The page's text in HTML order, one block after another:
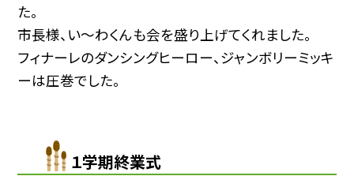
た。
市長様、い～わくんも会を盛り上げてくれました。
フィナーレのダンシングヒーロー、ジャンボリーミッキ
ーは圧巻でした。
１学期終業式